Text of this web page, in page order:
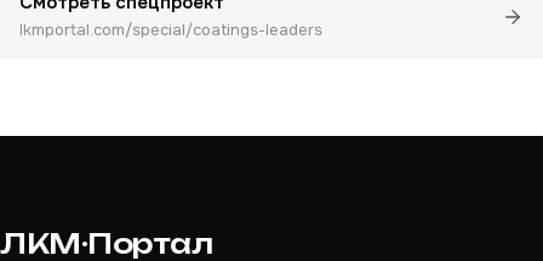
lkmportal.com/special/coatings-leaders
ЛКМ·Портал